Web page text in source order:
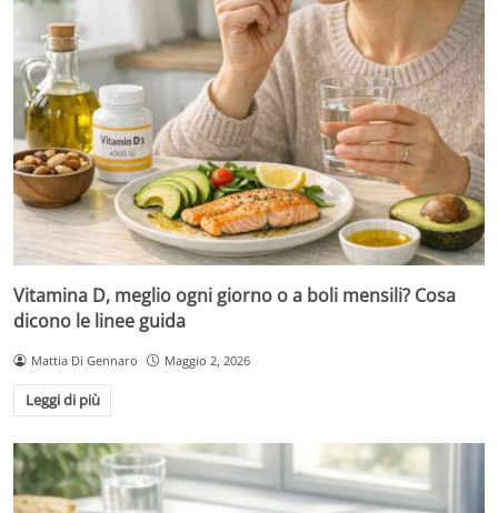
Vitamina D, meglio ogni giorno o a boli mensili? Cosa
dicono le linee guida
Mattia Di Gennaro Maggio 2, 2026
Leggi di più